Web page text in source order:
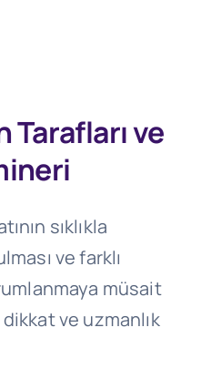
Tarafları ve
sıklıkla
ve farklı
müsait
ve uzmanlık